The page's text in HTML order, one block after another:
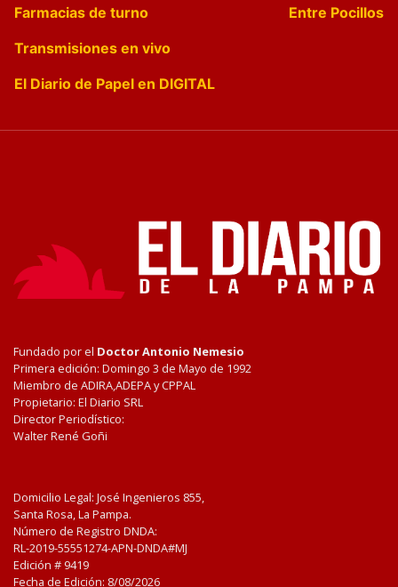
Farmacias de turno
Entre Pocillos
Transmisiones en vivo
El Diario de Papel en DIGITAL
Fundado por el Doctor Antonio Nemesio
Primera edición: Domingo 3 de Mayo de 1992
Miembro de ADIRA,ADEPA y CPPAL
Propietario: El Diario SRL
Director Periodístico:
Walter René Goñi
Domicilio Legal: José Ingenieros 855,
Santa Rosa, La Pampa.
Número de Registro DNDA:
RL-2019-55551274-APN-DNDA#MJ
Edición # 9419
Fecha de Edición: 8/08/2026